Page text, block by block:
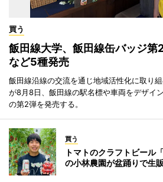
買う
飯田線大学、飯田線缶バッジ第
など5種発売
飯田線沿線の交流を通じ地域活性化に取り
が8月8日、飯田線の駅名標や車両をデザイ
の第2弾を発売する。
買う
トマトのクラフトビー
の小林農園が盆踊りで生